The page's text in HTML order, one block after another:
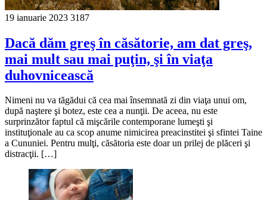
19 ianuarie 2023 3187
Dacă dăm greş în căsătorie, am dat greş,
mai mult sau mai puţin, şi în viaţa
duhovnicească
Nimeni nu va tăgădui că cea mai însemnată zi din viaţa unui om,
după naştere şi botez, este cea a nunţii. De aceea, nu este
surprinzător faptul că mişcările contemporane lumeşti şi
instituţionale au ca scop anume nimicirea preacinstitei şi sfintei Taine
a Cununiei. Pentru mulţi, căsătoria este doar un prilej de plăceri şi
distracţii. […]